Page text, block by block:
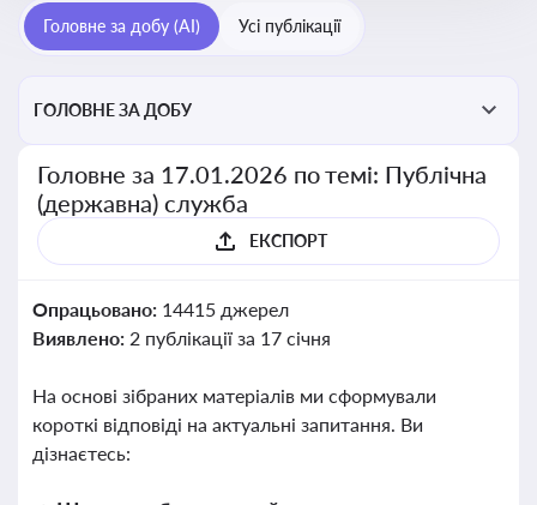
дотримання етичних стандартів
Головне за добу (AI) Усі публікації
ГОЛОВНЕ ЗА ДОБУ
Головне за 17.01.2026 по темі: Публічна
(державна) служба
ЕКСПОРТ
Опрацьовано: 14415 джерел
Виявлено: 2 публікації за 17 січня
На основі зібраних матеріалів ми сформували
короткі відповіді на актуальні запитання. Ви
дізнаєтесь: